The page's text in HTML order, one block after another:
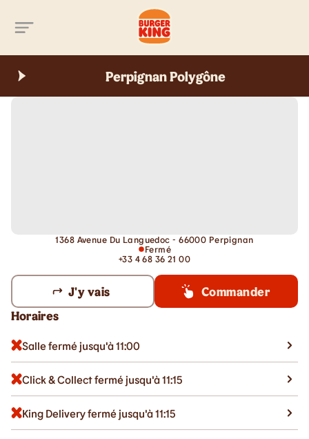
Perpignan Polygône
1368 Avenue Du Languedoc - 66000 Perpignan
Fermé
+33 4 68 36 21 00
J'y vais
Commander
Horaires
Salle fermé jusqu'à 11:00
Click & Collect fermé jusqu'à 11:15
King Delivery fermé jusqu'à 11:15